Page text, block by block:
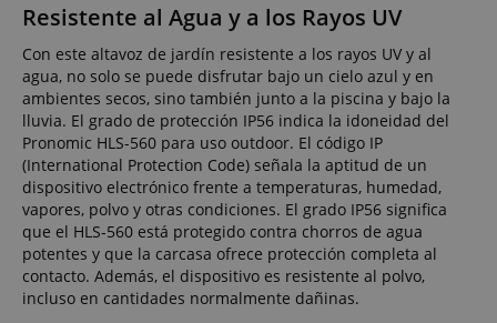
Resistente al Agua y a los Rayos UV
Con este altavoz de jardín resistente a los rayos UV y al
agua, no solo se puede disfrutar bajo un cielo azul y en
ambientes secos, sino también junto a la piscina y bajo la
lluvia. El grado de protección IP56 indica la idoneidad del
Pronomic HLS-560 para uso outdoor. El código IP
(International Protection Code) señala la aptitud de un
dispositivo electrónico frente a temperaturas, humedad,
vapores, polvo y otras condiciones. El grado IP56 significa
que el HLS-560 está protegido contra chorros de agua
potentes y que la carcasa ofrece protección completa al
contacto. Además, el dispositivo es resistente al polvo,
incluso en cantidades normalmente dañinas.